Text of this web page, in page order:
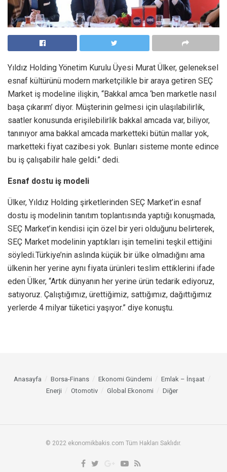
Yıldız Holding Yönetim Kurulu Üyesi Murat Ülker, geleneksel
esnaf kültürünü modern marketçilikle bir araya getiren SEÇ
Market iş modeline ilişkin, “Bakkal amca ‘ben marketle nasıl
başa çıkarım’ diyor. Müşterinin gelmesi için ulaşılabilirlik,
saatler konusunda erişilebilirlik bakkal amcada var, biliyor,
tanınıyor ama bakkal amcada marketteki bütün mallar yok,
marketteki fiyat cazibesi yok. Bunları sisteme monte edince
bu iş çalışabilir hale geldi.” dedi.
Esnaf dostu iş modeli
Ülker, Yıldız Holding şirketlerinden SEÇ Market’in esnaf
dostu iş modelinin tanıtım toplantısında yaptığı konuşmada,
SEÇ Market’in kendisi için özel bir yeri olduğunu belirterek,
SEÇ Market modelinin yaptıkları işin temelini teşkil ettiğini
söyledi.Türkiye’nin aslında küçük bir ülke olmadığını ama
ülkenin her yerine aynı fiyata ürünleri teslim ettiklerini ifade
eden Ülker, “Artık dünyanın her yerine ürün tedarik ediyoruz,
satıyoruz. Çalıştığımız, ürettiğimiz, sattığımız, dağıttığımız
yerlerde 4 milyar tüketici yaşıyor.” diye konuştu.
Anasayfa Borsa-Finans Ekonomi Gündemi
Emlak – İnşaat
Enerji
Otomotiv Global Ekonomi Diğer
© 2022 ekonomikbakis.com Tüm Hakları Saklıdır.